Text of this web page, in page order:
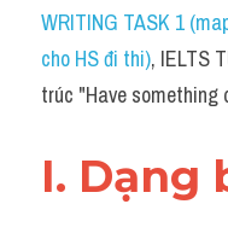
Idiom
Grammar
Word form
WRITING TASK 1
cho HS đi thi), IELTS
trúc "Have something
I. Dạng